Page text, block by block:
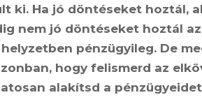
ki. Ha jó döntéseket hoztál,
nem jó döntéseket hoztál
pénzügyileg. De
hogy felismerd az
alakítsd a